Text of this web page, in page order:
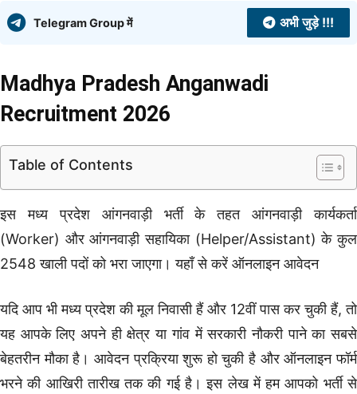
Telegram Group में अभी जुड़े !!!
Madhya Pradesh Anganwadi
Recruitment 2026
Table of Contents
इस मध्य प्रदेश आंगनवाड़ी भर्ती के तहत आंगनवाड़ी कार्यकर्ता
(Worker) और आंगनवाड़ी सहायिका (Helper/Assistant) के कुल
2548 खाली पदों को भरा जाएगा। यहाँ से करें ऑनलाइन आवेदन
यदि आप भी मध्य प्रदेश की मूल निवासी हैं और 12वीं पास कर चुकी हैं, तो
यह आपके लिए अपने ही क्षेत्र या गांव में सरकारी नौकरी पाने का सबसे
बेहतरीन मौका है। आवेदन प्रक्रिया शुरू हो चुकी है और ऑनलाइन फॉर्म
भरने की आखिरी तारीख तक की गई है। इस लेख में हम आपको भर्ती से